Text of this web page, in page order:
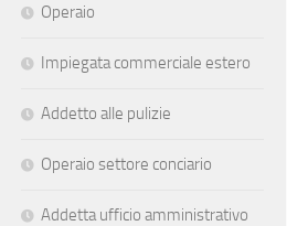
Operaio
Impiegata commerciale estero
Addetto alle pulizie
Operaio settore conciario
Addetta ufficio amministrativo